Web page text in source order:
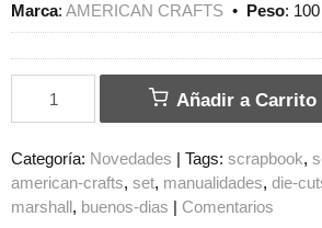
Marca: AMERICAN CRAFTS • Peso:
Añadir a Carrito
Categoría: Novedades | Tags: scrapbook
american-crafts set manualidades die-
marshall buenos-dias | Comentarios